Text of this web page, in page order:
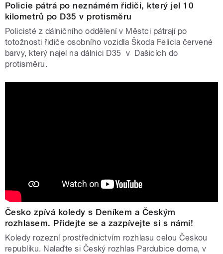
Policie pátrá po neznámém řidiči, který jel 10
kilometrů po D35 v protisměru
Policisté z dálničního oddělení v Městci pátrají po
totožnosti řidiče osobního vozidla Škoda Felicia červené
barvy, který najel na dálnici D35 v Dašicích do
protisměru.
Česko zpívá koledy s Deníkem a Českým
rozhlasem. Přidejte se a zazpívejte si s námi!
Koledy rozezní prostřednictvím rozhlasu celou Českou
republiku. Nalaďte si Český rozhlas Pardubice doma, v